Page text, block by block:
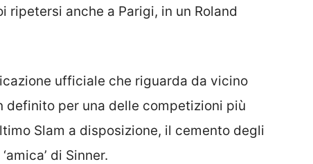
ripetersi anche a Parigi, in un Roland
ufficiale che riguarda da vicino
definito per una delle competizioni più
Slam a disposizione, il cemento degli
di Sinner.